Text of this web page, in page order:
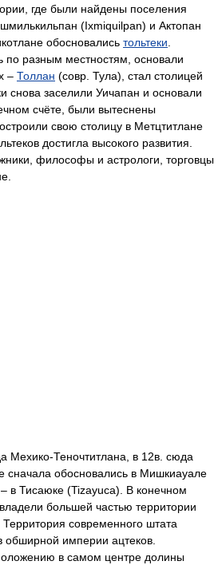
где были найдены поселения
(Ixmiquilpan) и Актопан
обосновались тольтеки
по разным местностям, основали
– Толлан (совр. Тула), стал столицей
снова заселили Уичапан и основали
счёте, были вытеснены
свою столицу в Метцтитлане
достигла высокого развития.
философы и астрологи, торговцы
Мехико-Теночтитлана, в 12в. сюда
сначала обосновались в Мишкиауале
в Тисаюке (Tizayuca). В конечном
большей частью территории
современного штата
обширной империи ацтеков.
в самом центре долины